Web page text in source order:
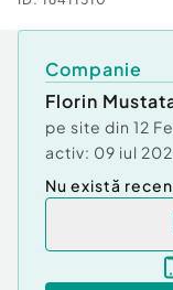
Comfort
Companie
Florin
pe site din 12
activ: 09 iul
Nu există